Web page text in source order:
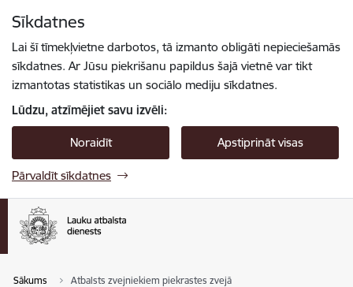
Sīkdatnes
Lai šī tīmekļvietne darbotos, tā izmanto obligāti nepieciešamās
sīkdatnes. Ar Jūsu piekrišanu papildus šajā vietnē var tikt
izmantotas statistikas un sociālo mediju sīkdatnes.
Lūdzu, atzīmējiet savu izvēli:
Noraidīt Apstiprināt visas
Pārvaldīt sīkdatnes
Sākums Atbalsts zvejniekiem piekrastes zvejā